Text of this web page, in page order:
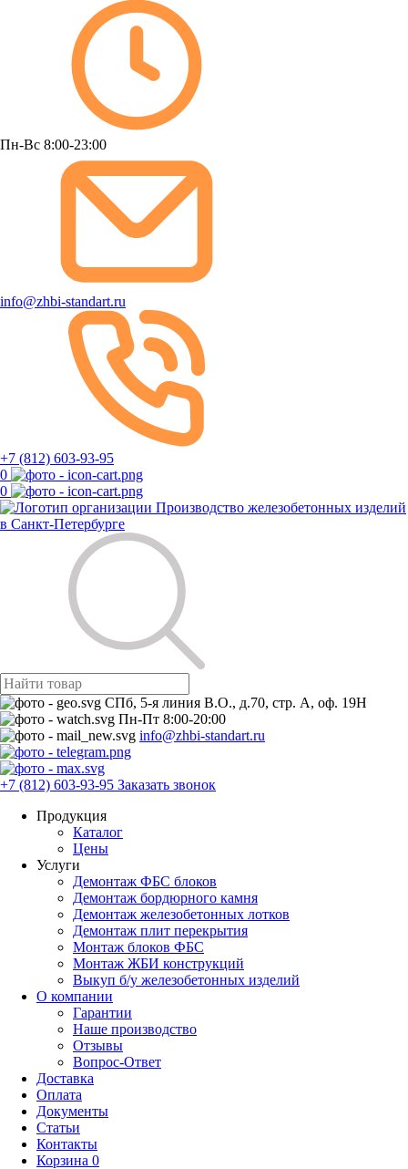
Пн-Вс 8:00-23:00
info@zhbi-standart.ru
+7 (812) 603-93-95
0
0
Производство железобетонных изделий
в Санкт-Петербурге
СПб, 5-я линия В.О., д.70, стр. А, оф. 19Н
Пн-Пт 8:00-20:00
info@zhbi-standart.ru
+7 (812) 603-93-95 Заказать звонок
Продукция
Каталог
Цены
Услуги
Демонтаж ФБС блоков
Демонтаж бордюрного камня
Демонтаж железобетонных лотков
Демонтаж плит перекрытия
Монтаж блоков ФБС
Монтаж ЖБИ конструкций
Выкуп б/у железобетонных изделий
О компании
Гарантии
Наше производство
Отзывы
Вопрос-Ответ
Доставка
Оплата
Документы
Статьи
Контакты
Корзина 0